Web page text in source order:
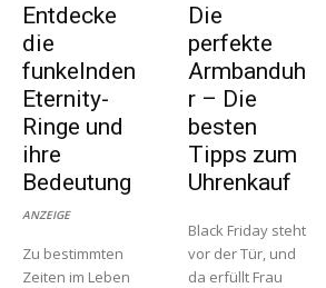
Entdecke
die
funkelnden
Eternity-
Ringe und
ihre
Bedeutung
ANZEIGE
Zu bestimmten
Zeiten im Leben
Die
perfekte
Armbanduh
r – Die
besten
Tipps zum
Uhrenkauf
Black Friday steht
vor der Tür, und
da erfüllt Frau